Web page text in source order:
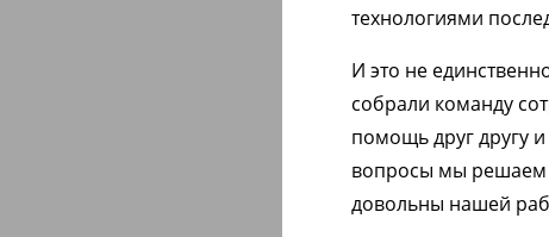
технологиями
И это не
собрали команду
помощь друг другу
вопросы мы решаем
довольны нашей